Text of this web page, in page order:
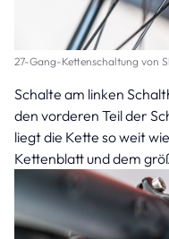
27-Gang-Kettenschaltung von
Schalte am linken
den vorderen Teil der
liegt die Kette so weit
Kettenblatt und dem